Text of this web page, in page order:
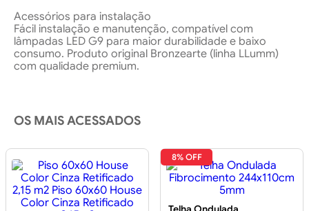
Acessórios para instalação
Fácil instalação e manutenção, compatível com
lâmpadas LED G9 para maior durabilidade e baixo
consumo. Produto original Bronzearte (linha LLumm)
com qualidade premium.
OS MAIS ACESSADOS
8% OFF